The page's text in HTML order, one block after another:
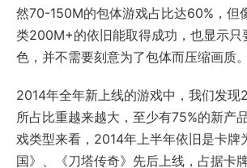
然70-150M的包体游戏占比达60%，但
类200M+的依旧能取得成功，也显示只
色，并不需要刻意为了包体而压缩画质。
2014年全年新上线的游戏中，我们发现
所占比重越来越大，至少有75%的新产
戏类型来看，2014年上半年依旧是卡牌
国》、《刀塔传奇》先后上线，占据卡